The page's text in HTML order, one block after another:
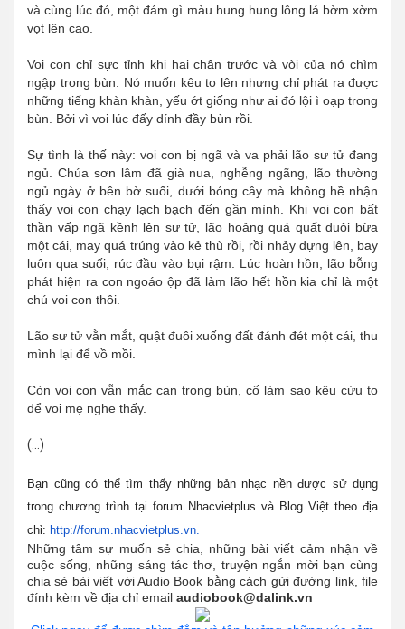
và cùng lúc đó, một đám gì màu hung hung lông lá bờm xờm
vọt lên cao.
Voi con chỉ sực tỉnh khi hai chân trước và vòi của nó chìm
ngập trong bùn. Nó muốn kêu to lên nhưng chỉ phát ra được
những tiếng khàn khàn, yếu ớt giống như ai đó lội ì oạp trong
bùn. Bởi vì voi lúc đấy dính đầy bùn rồi.
Sự tình là thế này: voi con bị ngã và va phải lão sư tử đang
ngủ. Chúa sơn lâm đã già nua, nghễng ngãng, lão thường
ngủ ngày ở bên bờ suối, dưới bóng cây mà không hề nhận
thấy voi con chạy lạch bạch đến gần mình. Khi voi con bất
thần vấp ngã kềnh lên sư tử, lão hoảng quá quất đuôi bừa
một cái, may quá trúng vào kẻ thù rồi, rồi nhảy dựng lên, bay
luôn qua suối, rúc đầu vào bụi rậm. Lúc hoàn hồn, lão bỗng
phát hiện ra con ngoáo ộp đã làm lão hết hồn kia chỉ là một
chú voi con thôi.
Lão sư tử vằn mắt, quật đuôi xuống đất đánh đét một cái, thu
mình lại để vồ mồi.
Còn voi con vẫn mắc cạn trong bùn, cố làm sao kêu cứu to
để voi mẹ nghe thấy.
(...)
Bạn cũng có thể tìm thấy những bản nhạc nền được sử dụng
trong chương trình tại forum Nhacvietplus và Blog Việt theo địa
chỉ: http://forum.nhacvietplus.vn.
Những tâm sự muốn sẻ chia, những bài viết cảm nhận về
cuộc sống, những sáng tác thơ, truyện ngắn mời bạn cùng
chia sẻ bài viết với Audio Book bằng cách gửi đường link, file
đính kèm về địa chỉ email audiobook@dalink.vn